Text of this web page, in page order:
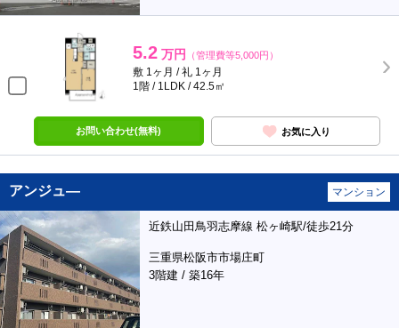
5.2 万円 （管理費等5,000円）
敷 1ヶ月 / 礼 1ヶ月
1階 / 1LDK / 42.5㎡
お問い合わせ(無料) お気に入り
アンジュ― マンション
近鉄山田鳥羽志摩線 松ヶ崎駅/徒歩21分
三重県松阪市市場庄町
3階建 / 築16年